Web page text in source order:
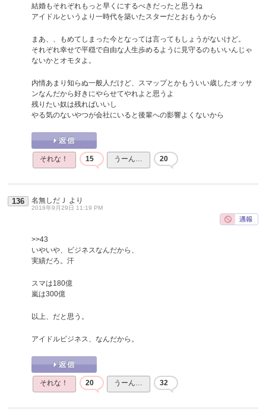
結婚もそれぞれもっと早くにするべきだったと思うね
アイドルというより一時代を築いたスターだとおもうから
まあ、、もめてしまった今となっては言ってもしょうがないけど。
それぞれ幸せで平穏で自由な人生歩めるように見守るのもいいんじゃ
ないかとオモタよ。
内情あまり知らぬ一般人だけど、スマップとかもういい歳したオッサ
ンなんだから好きにやらせてやれよと思うよ
残りたい奴は残ればいいし
やる気のないやつが会社にいると後輩への影響よくないから
それな！ 15 うーん… 20
136 名無しだＪ より
2016年9月29日 11:19 PM
>>43
いやいや、ビジネスなんだから、
実績だろ。汗
スマは180億
嵐は300億
以上、だと思う。
アイドルビジネス、なんだから。
それな！ 20 うーん… 32